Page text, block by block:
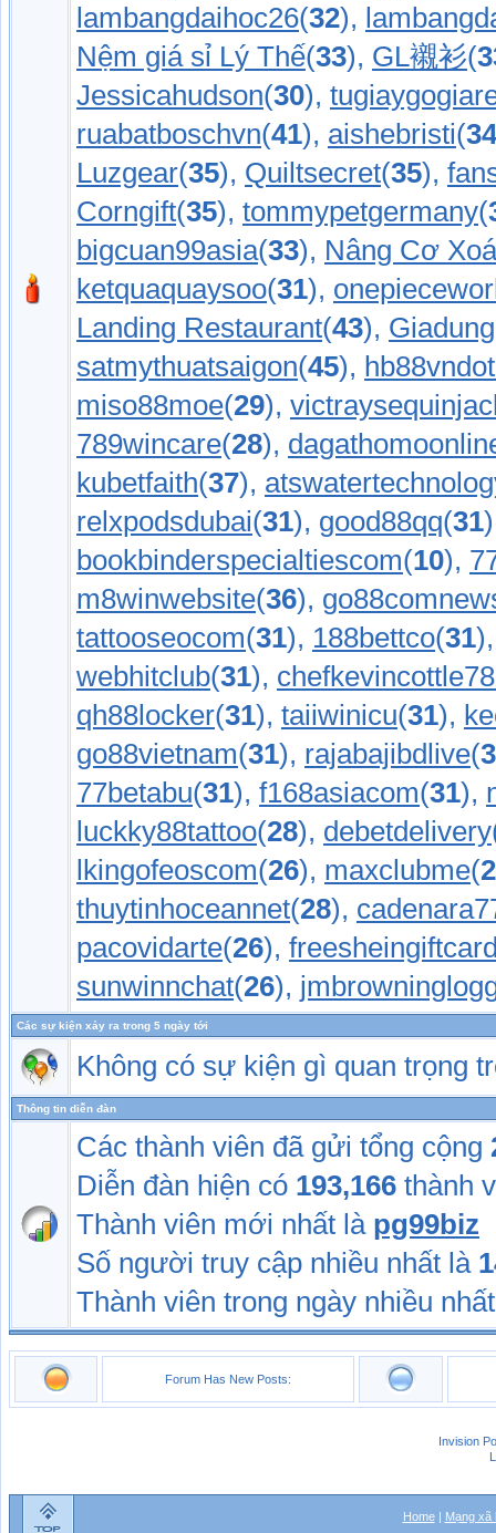
lambangdaihoc26(32),
Nệm giá sỉ Lý Thế(33), GL襯衫(
Jessicahudson(30),
ruabatboschvn(41), aishebristi(34
Luzgear(35), Quiltsecret(35),
Corngift(35), tommypetgermany(
bigcuan99asia(33), Nâng Cơ
ketquaquaysoo(31),
Landing Restaurant(43),
satmythuatsaigon(45),
miso88moe(29),
789wincare(28),
kubetfaith(37),
relxpodsdubai(31), good88qq(31
bookbinderspecialtiescom(10),
m8winwebsite(36),
tattooseocom(31), 188bettco(31
webhitclub(31),
qh88locker(31), taiiwinicu(31),
go88vietnam(31), rajabajibdlive(
77betabu(31), f168asiacom(31),
luckky88tattoo(28), debetdelivery
lkingofeoscom(26), maxclubme(
thuytinhoceannet(28),
pacovidarte(26),
sunwinnchat(26),
Các sự kiện xảy ra trong 5 ngày tới
Không có sự kiện gì quan trọng
Thông tin diễn đàn
Các thành viên đã gửi tổng cộng
Diễn đàn hiện có 193,166 thành
Thành viên mới nhất là pg99biz
Số người truy cập nhiều nhất là
Thành viên trong ngày nhiều
Forum Has New Posts:
Invision
Home| Mạng xã